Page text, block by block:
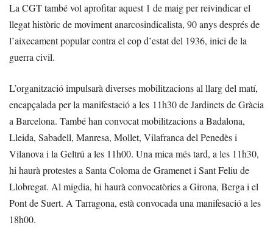
La CGT també vol aprofitar aquest 1 de maig per reivindicar el
llegat històric de moviment anarcosindicalista, 90 anys després de
l’aixecament popular contra el cop d’estat del 1936, inici de la
guerra civil.
L’organització impulsarà diverses mobilitzacions al llarg del matí,
encapçalada per la manifestació a les 11h30 de Jardinets de Gràcia
a Barcelona. També han convocat mobilitzacions a Badalona,
Lleida, Sabadell, Manresa, Mollet, Vilafranca del Penedès i
Vilanova i la Geltrú a les 11h00. Una mica més tard, a les 11h30,
hi haurà protestes a Santa Coloma de Gramenet i Sant Feliu de
Llobregat. Al migdia, hi haurà convocatòries a Girona, Berga i el
Pont de Suert. A Tarragona, està convocada una manifesació a les
18h00.